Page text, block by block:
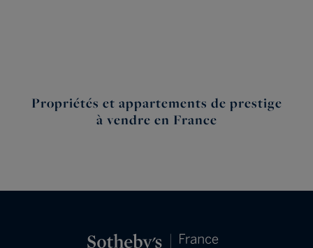
Propriétés et appartements de prestige
à vendre en France